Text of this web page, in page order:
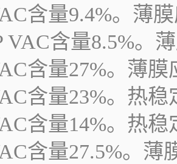
含量9.4%。薄
VAC含量8.5%。
含量27%。薄
含量23%。热
含量14%。热
含量27.5%。薄